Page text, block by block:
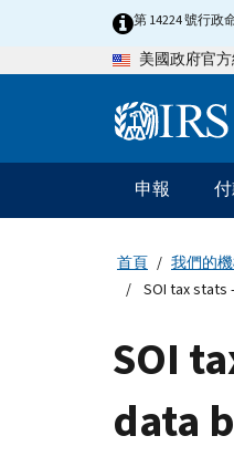
第 14224 號行政
美國政府官
主
要
導
航
申報
首頁 我們的
SOI tax stats
SOI
data